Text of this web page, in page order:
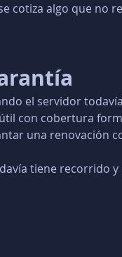
cotiza algo que no
el servidor
con cobertura
una renovación
tiene recorrido y